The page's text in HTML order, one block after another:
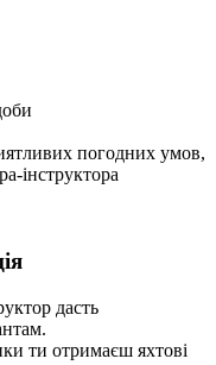
погодних умов,
інструктора
дасть
ти отримаєш яхтові